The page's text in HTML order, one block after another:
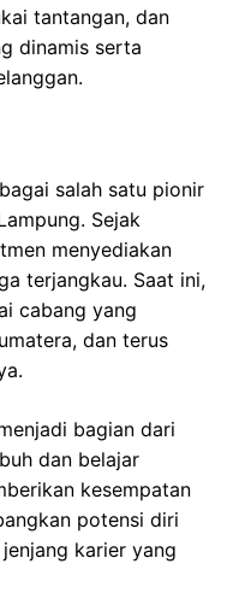
tantangan, dan
dinamis serta
salah satu pionir
Sejak
menyediakan
terjangkau. Saat ini,
cabang yang
dan terus
bagian dari
dan belajar
kesempatan
potensi diri
karier yang